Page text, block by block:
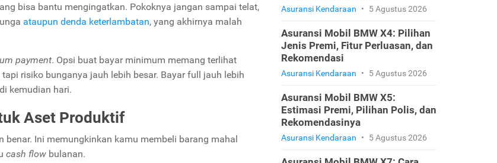
bisa bantu mengingatkan. Pokoknya jangan sampai telat,
ataupun denda keterlambatan, yang akhirnya malah
payment. Opsi buat bayar minimum memang terlihat
risiko bunganya jauh lebih besar. Bayar full jauh lebih
kemudian hari.
Aset Produktif
benar. Ini memungkinkan kamu membeli barang mahal
cash flow bulanan.
Asuransi Kendaraan • 5 Agustus 2026
Asuransi Mobil BMW X4: Pilihan
Jenis Premi, Fitur Perluasan, dan
Rekomendasi
Asuransi Kendaraan • 5 Agustus 2026
Asuransi Mobil BMW X5:
Estimasi Premi, Pilihan Polis, dan
Rekomendasinya
Asuransi Kendaraan • 5 Agustus 2026